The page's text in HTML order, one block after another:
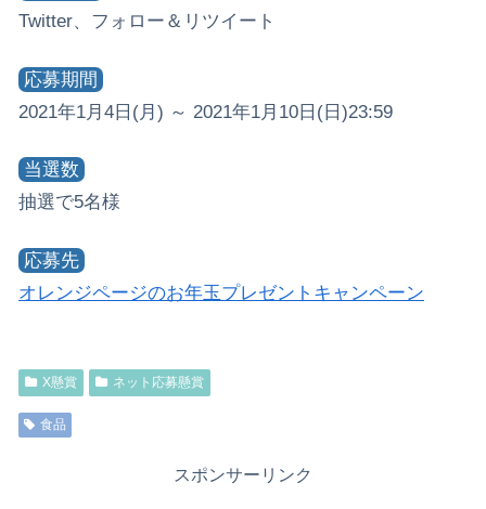
Twitter、フォロー＆リツイート
応募期間
2021年1月4日(月) ～ 2021年1月10日(日)23:59
当選数
抽選で5名様
応募先
オレンジページのお年玉プレゼントキャンペーン
X懸賞 ネット応募懸賞
食品
スポンサーリンク